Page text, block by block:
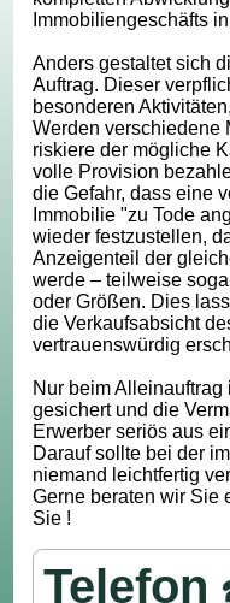
Immobiliengeschäfts
Anders gestaltet sich
Auftrag. Dieser
besonderen
Werden verschiedene
riskiere der mögliche
volle Provision
die Gefahr, dass eine
Immobilie "zu Tode
wieder festzustellen,
Anzeigenteil der
werde – teilweise
oder Größen. Dies
die Verkaufsabsicht
vertrauenswürdig
Nur beim
gesichert und die
Erwerber seriös aus
Darauf sollte bei der
niemand leichtfertig
Gerne beraten wir Sie
Sie !
Telefon